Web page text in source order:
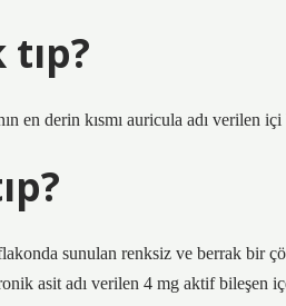
derin kısmı auricula adı verilen içi
sunulan renksiz ve berrak bir
asit adı verilen 4 mg aktif bileşen